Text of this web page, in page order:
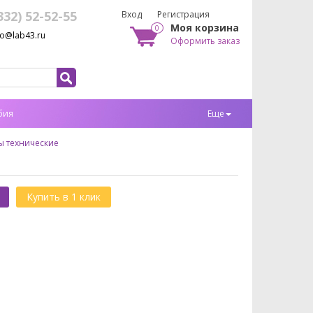
52-52-55 Вход Регистрация
0 Моя корзина
Оформить заказ
Еще
Купить в 1 клик